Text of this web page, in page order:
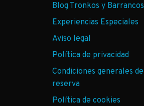
Blog Tronkos y Barrancos
Experiencias Especiales
Aviso legal
Política de privacidad
Condiciones generales de
reserva
Política de cookies